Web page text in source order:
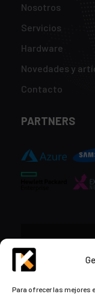
Para ofrecer las mejores
Nosotros
Servicios
Hardware
Novedades y
Contacto
PARTNERS